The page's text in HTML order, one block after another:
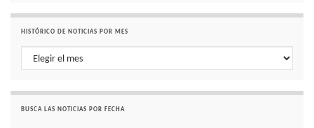
HISTÓRICO DE NOTICIAS POR MES
Histórico de noticias por mes
BUSCA LAS NOTICIAS POR FECHA